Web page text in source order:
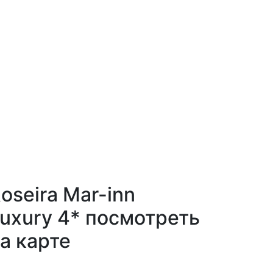
Mar-inn
4* посмотреть
карте